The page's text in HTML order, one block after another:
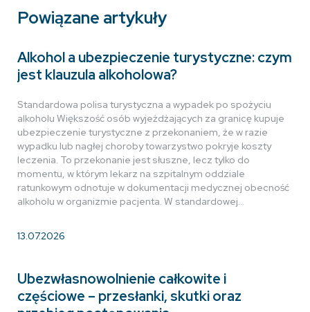
Powiązane artykuły
Alkohol a ubezpieczenie turystyczne: czym
jest klauzula alkoholowa?
Standardowa polisa turystyczna a wypadek po spożyciu
alkoholu Większość osób wyjeżdżających za granicę kupuje
ubezpieczenie turystyczne z przekonaniem, że w razie
wypadku lub nagłej choroby towarzystwo pokryje koszty
leczenia. To przekonanie jest słuszne, lecz tylko do
momentu, w którym lekarz na szpitalnym oddziale
ratunkowym odnotuje w dokumentacji medycznej obecność
alkoholu w organizmie pacjenta. W standardowej…
13.07.2026
Ubezwłasnowolnienie całkowite i
częściowe – przesłanki, skutki oraz